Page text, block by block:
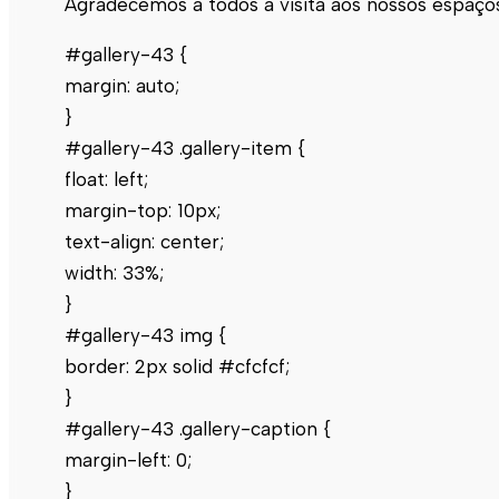
#gallery-43 {
margin: auto;
}
#gallery-43 .gallery-item {
float: left;
margin-top: 10px;
text-align: center;
width: 33%;
}
#gallery-43 img {
border: 2px solid #cfcfcf;
}
#gallery-43 .gallery-caption {
margin-left: 0;
}